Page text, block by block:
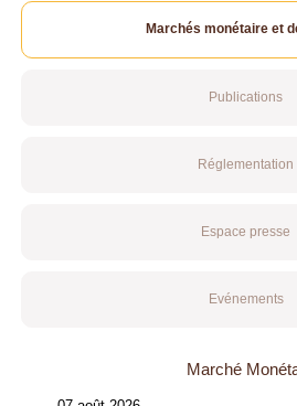
Marchés monétaire et
Publications
Réglementation
Espace presse
Evénements
Marché